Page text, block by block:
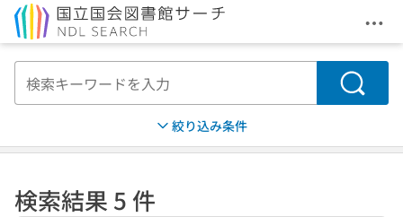
メ
検索
絞り込み条件
検索結果 5 件